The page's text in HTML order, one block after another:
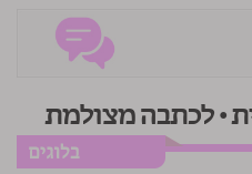
• לכתבה מצולמת